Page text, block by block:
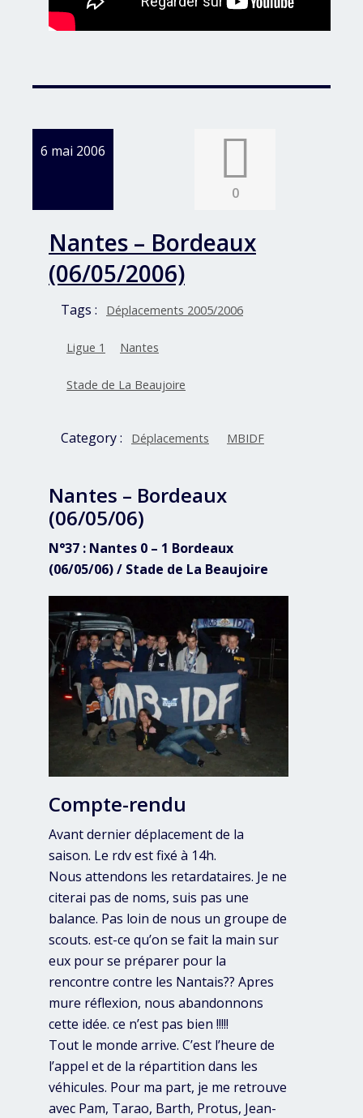
6 mai 2006
0
Nantes – Bordeaux
(06/05/2006)
Tags : Déplacements 2005/2006
Ligue 1 Nantes
Stade de La Beaujoire
Category : Déplacements MBIDF
Nantes – Bordeaux
(06/05/06)
N°37 : Nantes 0 – 1 Bordeaux
(06/05/06) / Stade de La Beaujoire
Compte-rendu
Avant dernier déplacement de la
saison. Le rdv est fixé à 14h.
Nous attendons les retardataires. Je ne
citerai pas de noms, suis pas une
balance. Pas loin de nous un groupe de
scouts. est-ce qu’on se fait la main sur
eux pour se préparer pour la
rencontre contre les Nantais?? Apres
mure réflexion, nous abandonnons
cette idée. ce n’est pas bien !!!!!
Tout le monde arrive. C’est l’heure de
l’appel et de la répartition dans les
véhicules. Pour ma part, je me retrouve
avec Pam, Tarao, Barth, Protus, Jean-